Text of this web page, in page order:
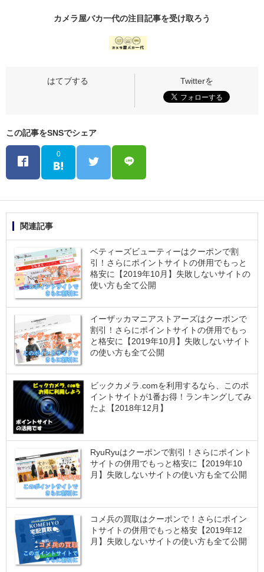
カメラ屋バカ一代の注目記事を受け取ろう
この記事をSNSでシェア
0
関連記事
ベティーズビューティーはクーポンで割
引！さらにポイントサイトの併用でもっと
格安に【2019年10月】失敗しないサイトの
使い方も全て公開
イーザッカマニアストアーズはクーポンで
割引！さらにポイントサイトの併用でもっ
と格安に【2019年10月】失敗しないサイト
の使い方も全て公開
ビックカメラ.comを利用するなら、このポ
イントサイトが1番お得！ランキングしてみ
たよ【2018年12月】
RyuRyuはクーポンで割引！さらにポイント
サイトの併用でもっと格安に【2019年10
月】失敗しないサイトの使い方も全て公開
コメ兵の買取はクーポンで！さらにポイン
トサイトの併用でもっと格安【2019年12
月】失敗しないサイトの使い方も全て公開